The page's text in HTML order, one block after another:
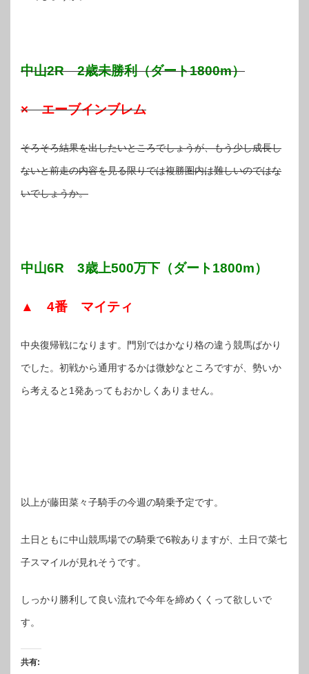
中山2R 2歳未勝利（ダート1800m）
× エーブインブレム
そろそろ結果を出したいところでしょうが、もう少し成長し
ないと前走の内容を見る限りでは複勝圏内は難しいのではな
いでしょうか。
中山6R 3歳上500万下（ダート1800m）
▲ 4番 マイティ
中央復帰戦になります。門別ではかなり格の違う競馬ばかり
でした。初戦から通用するかは微妙なところですが、勢いか
ら考えると1発あってもおかしくありません。
以上が藤田菜々子騎手の今週の騎乗予定です。
土日ともに中山競馬場での騎乗で6鞍ありますが、土日で菜七
子スマイルが見れそうです。
しっかり勝利して良い流れで今年を締めくくって欲しいで
す。
共有: